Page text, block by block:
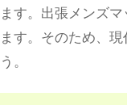
す。出張メンズ
す。そのため、
。